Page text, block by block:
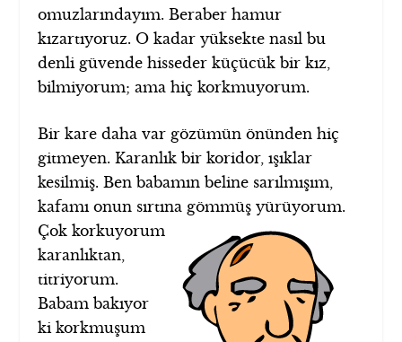
omuzlarındayım. Beraber hamur
kızartıyoruz. O kadar yüksekte nasıl bu
denli güvende hisseder küçücük bir kız,
bilmiyorum; ama hiç korkmuyorum.
Bir kare daha var gözümün önünden hiç
gitmeyen. Karanlık bir koridor, ışıklar
kesilmiş. Ben babamın beline sarılmışım,
kafamı onun sırtına gömmüş yürüyorum.
Çok korkuyorum
karanlıktan,
titriyorum.
Babam bakıyor
ki korkmuşum